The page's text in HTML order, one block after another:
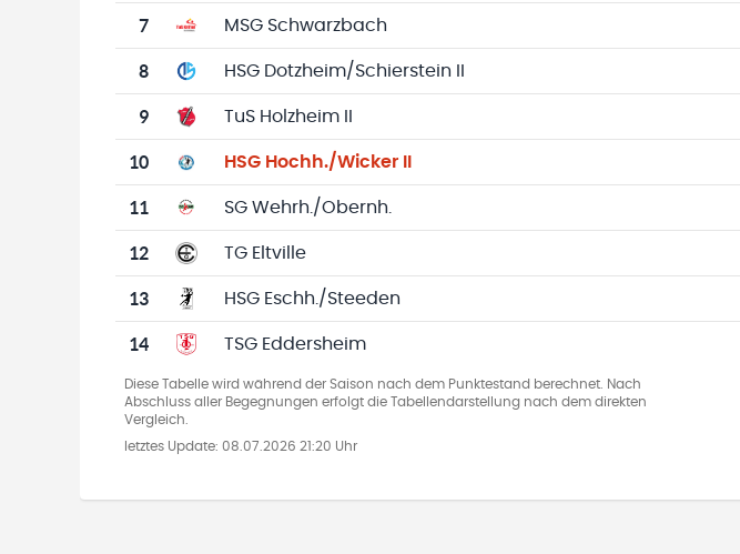
7 MSG Schwarzbach
8 HSG Dotzheim/Schierstein II
9 TuS Holzheim II
10 HSG Hochh./Wicker II
11 SG Wehrh./Obernh.
12 TG Eltville
13 HSG Eschh./Steeden
14 TSG Eddersheim
Diese Tabelle wird während der Saison nach dem Punktestand berechnet. Nach
Abschluss aller Begegnungen erfolgt die Tabellendarstellung nach dem direkten
Vergleich.
letztes Update: 08.07.2026 21:20 Uhr